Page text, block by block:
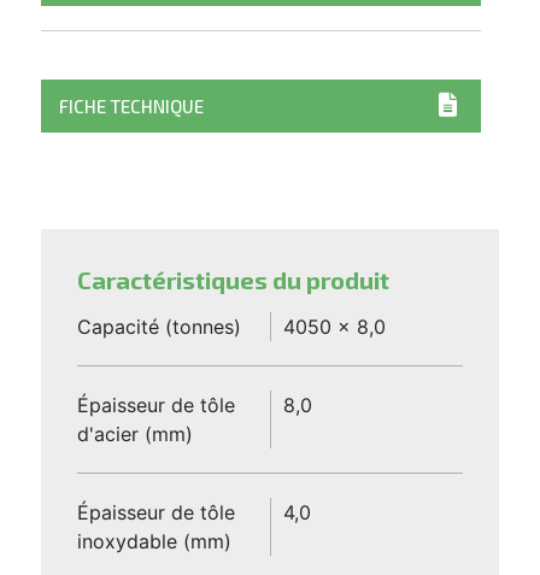
FICHE TECHNIQUE
Caractéristiques du produit
Capacité (tonnes) 4050 x 8,0
Épaisseur de tôle
d'acier (mm)
8,0
Épaisseur de tôle
inoxydable (mm)
4,0